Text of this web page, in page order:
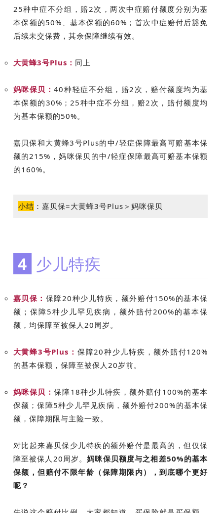
25种中症不分组，赔2次，两次中症赔付额度分别为基
本保额的50%、基本保额的60%；首次中症赔付后豁免
后续未交保费，其余保障继续有效。
大黄蜂3号Plus： 同上
妈咪保贝：40种轻症不分组，赔2次，赔付额度均为基
本保额的30%；25种中症不分组，赔2次，赔付额度均
为基本保额的50%。
嘉贝保和大黄蜂3号Plus的中/轻症保障最高可赔基本保
额的215%，妈咪保贝的中/轻症保障最高可赔基本保额
的160%。
小结 ： 嘉贝保=大黄蜂3号Plus＞妈咪保贝
4 少儿特疾
嘉贝保： 保障20种少儿特疾，额外赔付150%的基本保
额；保障5种少儿罕见疾病，额外赔付200%的基本保
额，均保障至被保人20周岁。
大黄蜂3号Plus： 保障20种少儿特疾，额外赔付120%
的基本保额，保障至被保人20岁前。
妈咪保贝：保障18种少儿特疾，额外赔付100%的基本
保额；保障5种少儿罕见疾病，额外赔付200%的基本保
额，保障期限与主险一致。
对比起来嘉贝保少儿特疾的额外赔付是最高的，但仅保
障至被保人20周岁。妈咪保贝额度与之相差50%的基本
保额，但赔付不限年龄（保障期限内），到底哪个更好
呢？